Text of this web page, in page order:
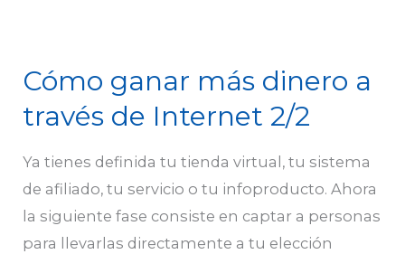
Cómo ganar más dinero a
través de Internet 2/2
Ya tienes definida tu tienda virtual, tu sistema
de afiliado, tu servicio o tu infoproducto. Ahora
la siguiente fase consiste en captar a personas
para llevarlas directamente a tu elección
Cómo
más
dinero
a
través
de